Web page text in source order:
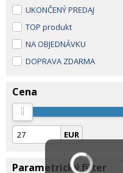
UKONČENÝ PREDAJ
TOP produkt
NA OBJEDNÁVKU
DOPRAVA ZDARMA
Cena
EUR
Parametrický filter